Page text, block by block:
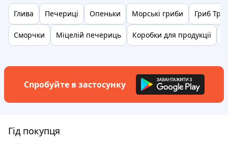
Глива Печериці Опеньки Морські гриби Гриб
Сморчки Міцелій печериць Коробки для продукції
Спробуйте в застосунку
Гід покупця